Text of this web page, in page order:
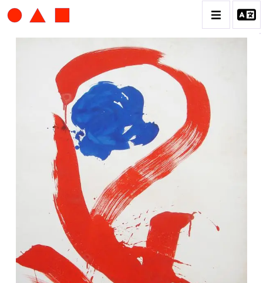
ALBERT CHUBAC
BIOGRAPHIE
CATALOGUE DES OEUVRES
CONTACT